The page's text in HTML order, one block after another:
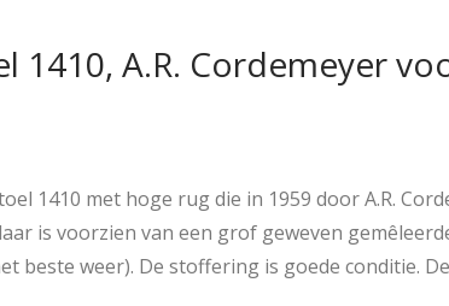
1410, A.R. Cordemeyer
1410 met hoge rug die in 1959 door A.R.
is voorzien van een grof geweven
beste weer). De stoffering is goede conditie.